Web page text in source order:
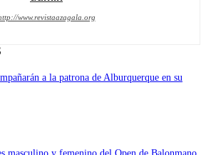
www.revistaazagala.org
a la patrona de Alburquerque en su